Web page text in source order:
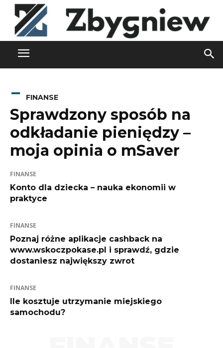
FINANSE
Sprawdzony sposób na
odkładanie pieniędzy –
moja opinia o mSaver
FINANSE
Konto dla dziecka – nauka ekonomii w
praktyce
FINANSE
Poznaj różne aplikacje cashback na
www.wskoczpokase.pl i sprawdź, gdzie
dostaniesz największy zwrot
FINANSE
Ile kosztuje utrzymanie miejskiego
samochodu?